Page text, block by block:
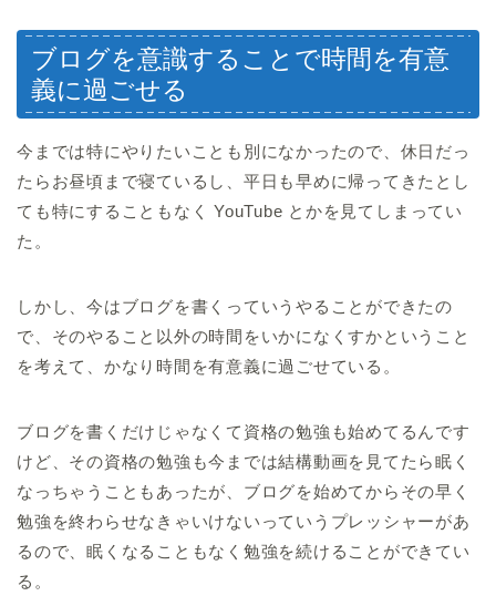
ブログを意識することで時間を有意
義に過ごせる
今までは特にやりたいことも別になかったので、休日だっ
たらお昼頃まで寝ているし、平日も早めに帰ってきたとし
ても特にすることもなく YouTube とかを見てしまってい
た。
しかし、今はブログを書くっていうやることができたの
で、そのやること以外の時間をいかになくすかということ
を考えて、かなり時間を有意義に過ごせている。
ブログを書くだけじゃなくて資格の勉強も始めてるんです
けど、その資格の勉強も今までは結構動画を見てたら眠く
なっちゃうこともあったが、ブログを始めてからその早く
勉強を終わらせなきゃいけないっていうプレッシャーがあ
るので、眠くなることもなく勉強を続けることができてい
る。